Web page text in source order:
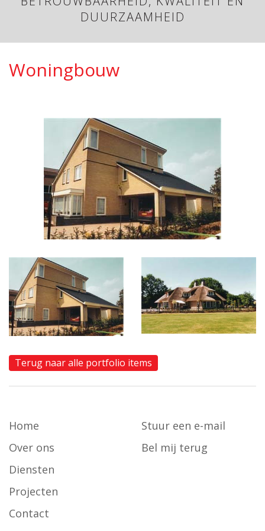
DUURZAAMHEID
Woningbouw
Terug naar alle portfolio items
Home
Over ons
Diensten
Projecten
Contact
Stuur een e-mail
Bel mij terug